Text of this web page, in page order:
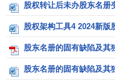
册，其中应按字母顺序
及地址，表明每个股东
司法虽然明确了公司的
定应该由公司哪个机关
的置备属于公司业务执行
股权转让后未办股东名册
股权架构工具4 2024新版
股东名册的固有缺陷及其
股东名册的固有缺陷及其